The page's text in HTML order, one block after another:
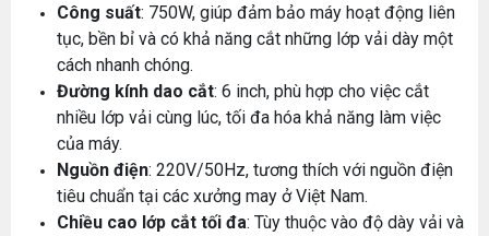
Công suất: 750W, giúp đảm bảo máy hoạt động liên
tục, bền bỉ và có khả năng cắt những lớp vải dày một
cách nhanh chóng.
Đường kính dao cắt: 6 inch, phù hợp cho việc cắt
nhiều lớp vải cùng lúc, tối đa hóa khả năng làm việc
của máy.
Nguồn điện: 220V/50Hz, tương thích với nguồn điện
tiêu chuẩn tại các xưởng may ở Việt Nam.
Chiều cao lớp cắt tối đa: Tùy thuộc vào độ dày vải và